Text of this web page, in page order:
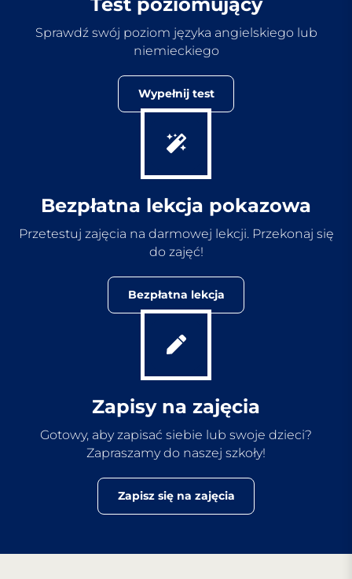
Sprawdź swój poziom języka angielskiego lub
niemieckiego
Wypełnij test
Bezpłatna lekcja pokazowa
Przetestuj zajęcia na darmowej lekcji. Przekonaj się
do zajęć!
Bezpłatna lekcja
Zapisy na zajęcia
Gotowy, aby zapisać siebie lub swoje dzieci?
Zapraszamy do naszej szkoły!
Zapisz się na zajęcia